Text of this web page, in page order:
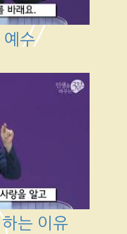
예수
는 이유